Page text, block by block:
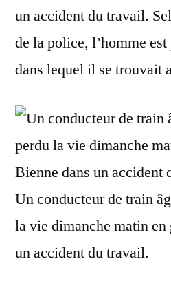
un accident du travail.
de la police, l’homme
dans lequel il se trouvait
Un conducteur de train
la vie dimanche matin en
un accident du travail.